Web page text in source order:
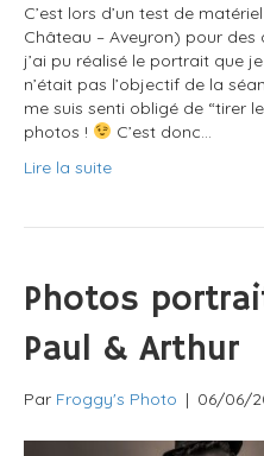
C’est lors d’un test de
Château – Aveyron) pour
j’ai pu réalisé le portrait que
n’était pas l’objectif de la
me suis senti obligé de “tirer
photos !
C’est donc…
Lire la suite
Photos
Paul & Arthur
Par Froggy's Photo | 06/06/